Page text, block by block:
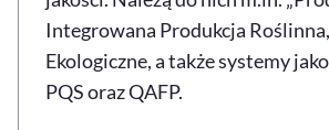
Integrowana Produkcja
Ekologiczne, a także systemy
PQS oraz QAFP.